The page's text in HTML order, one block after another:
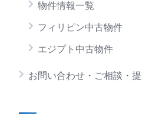
物件情報一覧
フィリピン中古物件
エジプト中古物件
お問い合わせ・ご相談・